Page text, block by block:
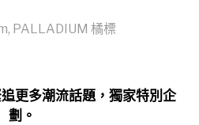
, PALLADIUM 橘標
更多潮流話題，獨家特別企
劃。